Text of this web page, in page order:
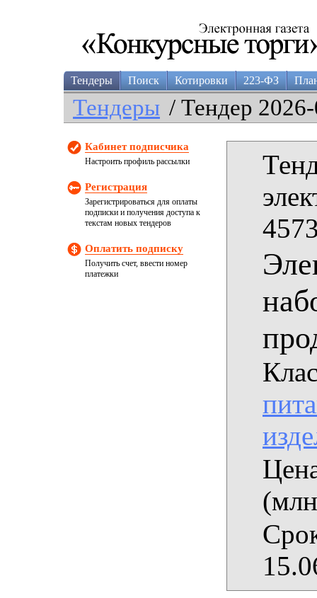
Тендеры Поиск Котировки 223-ФЗ
Тендеры / Тендер
Кабинет подписчика
Настроить профиль рассылки
Регистрация
Зарегистрироваться для оплаты
подписки и получения доступа к
текстам новых тендеров
Оплатить подписку
Получить счет, ввести номер
платежки